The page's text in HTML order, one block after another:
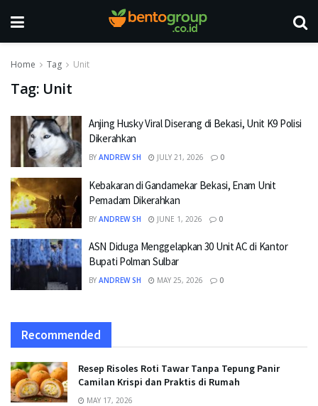
Home Tag Unit
Tag: Unit
Anjing Husky Viral Diserang di Bekasi, Unit K9 Polisi
Dikerahkan
BY ANDREW SH JULY 21, 2026 0
Kebakaran di Gandamekar Bekasi, Enam Unit
Pemadam Dikerahkan
BY ANDREW SH JUNE 1, 2026 0
ASN Diduga Menggelapkan 30 Unit AC di Kantor
Bupati Polman Sulbar
BY ANDREW SH MAY 25, 2026 0
Recommended
Resep Risoles Roti Tawar Tanpa Tepung Panir
Camilan Krispi dan Praktis di Rumah
MAY 17, 2026